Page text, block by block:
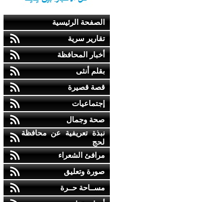
الصفحة الرئيسية
تقارير سرية
أخبار المحافظة
بقلم أنثى
قصة قصيرة
إجتماعيات
صحة وجمال
نبذة تعريفية عن محافظة
لحج
مرافئ الشعراء
صورة وتعليق
مســاحة حــرة